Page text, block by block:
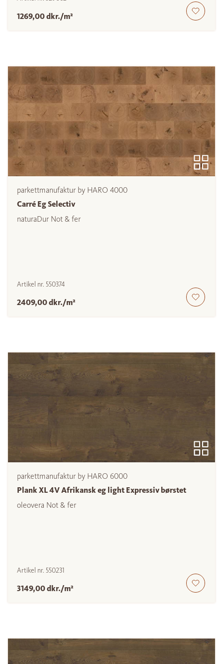
1269,00 dkr./m²
parkettmanufaktur by HARO 4000
Carré Eg Selectiv
naturaDur Not & fer
Artikel nr. 550374
2409,00 dkr./m²
parkettmanufaktur by HARO 6000
Plank XL 4V Afrikansk eg light Expressiv børstet
oleovera Not & fer
Artikel nr. 550231
3149,00 dkr./m²